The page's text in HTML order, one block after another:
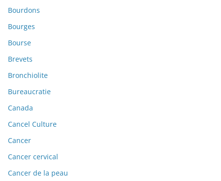
Bourdons
Bourges
Bourse
Brevets
Bronchiolite
Bureaucratie
Canada
Cancel Culture
Cancer
Cancer cervical
Cancer de la peau